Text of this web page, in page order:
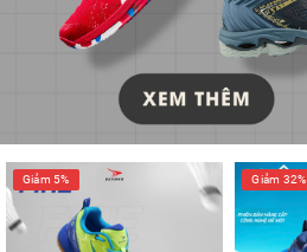
Giảm 5% Giảm 32%